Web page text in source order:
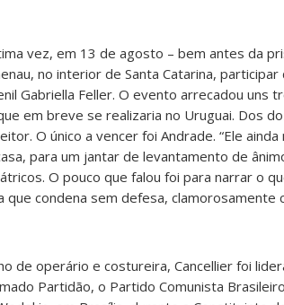
vez, em 13 de agosto – bem antes da
no interior de Santa Catarina,
Gabriella Feller. O evento arrecadou uns
em breve se realizaria no Uruguai. Dos
O único a vencer foi Andrade. “Ele ainda
para um jantar de levantamento de
O pouco que falou foi para narrar o
que condena sem defesa, clamorosamente
de operário e costureira, Cancellier foi
Partidão, o Partido Comunista